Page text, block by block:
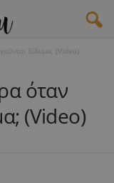
δίδυμα; (Video)
όταν
(Video)